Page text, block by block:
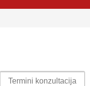
Termini konzultacija